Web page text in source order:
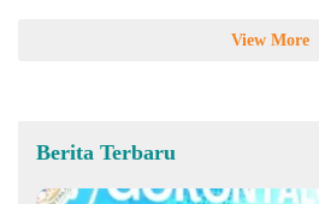
View More
Berita Terbaru